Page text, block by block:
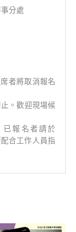
分處
者將取消報名
。歡迎現場候
已報名者請於
合工作人員指